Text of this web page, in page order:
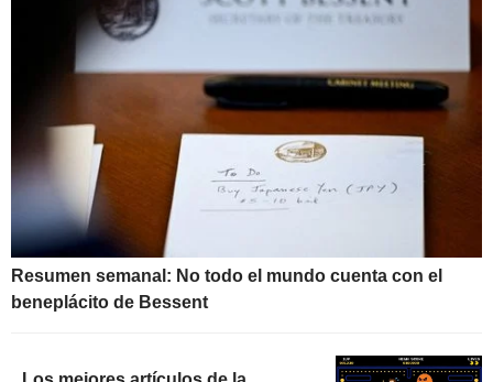
Resumen semanal: No todo el mundo cuenta con el
beneplácito de Bessent